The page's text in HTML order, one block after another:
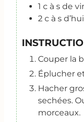
1 c à s de
2 c à s
Couper la
Éplucher
Hacher
sechées.
morceaux.